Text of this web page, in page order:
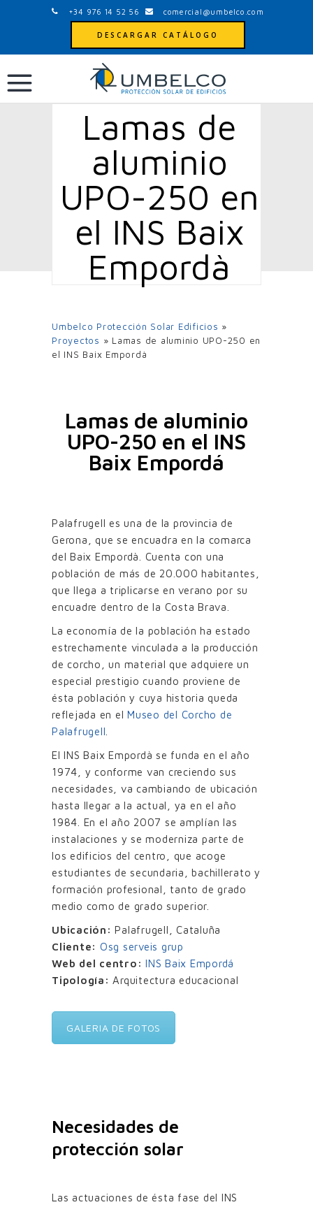
+34 976 14 52 56 comercial@umbelco.com
DESCARGAR CATÁLOGO
Lamas de
aluminio
UPO-250 en
el INS Baix
Empordà
Umbelco Protección Solar Edificios »
Proyectos » Lamas de aluminio UPO-250 en
el INS Baix Empordà
Lamas de aluminio
UPO-250 en el INS
Baix Empordá
Palafrugell es una de la provincia de
Gerona, que se encuadra en la comarca
del Baix Empordà. Cuenta con una
población de más de 20.000 habitantes,
que llega a triplicarse en verano por su
encuadre dentro de la Costa Brava.
La economía de la población ha estado
estrechamente vinculada a la producción
de corcho, un material que adquiere un
especial prestigio cuando proviene de
ésta población y cuya historia queda
reflejada en el Museo del Corcho de
Palafrugell
El INS Baix Empordà se funda en el año
1974, y conforme van creciendo sus
necesidades, va cambiando de ubicación
hasta llegar a la actual, ya en el año
1984. En el año 2007 se amplían las
instalaciones y se moderniza parte de
los edificios del centro, que acoge
estudiantes de secundaria, bachillerato y
formación profesional, tanto de grado
medio como de grado superior.
Ubicación: Palafrugell, Cataluña
Cliente: Osg serveis grup
Web del centro: INS Baix Empordá
Tipología: Arquitectura educacional
GALERIA DE FOTOS
Necesidades de
protección solar
Las actuaciones de ésta fase del INS